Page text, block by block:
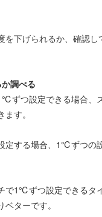
を下げられるか、確認し
調べる
ずつ設定できる場合、
す。
定する場合、1℃ずつの
で1℃ずつ設定できるタ
ターです。